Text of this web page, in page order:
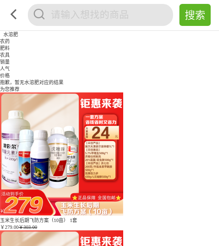
水溶肥
农药
肥料
农具
销量
人气
价格
抱歉，暂无水溶肥对应的结果
为您推荐
玉米生长后期飞防方案（10亩） 1套
￥279.00￥303.00